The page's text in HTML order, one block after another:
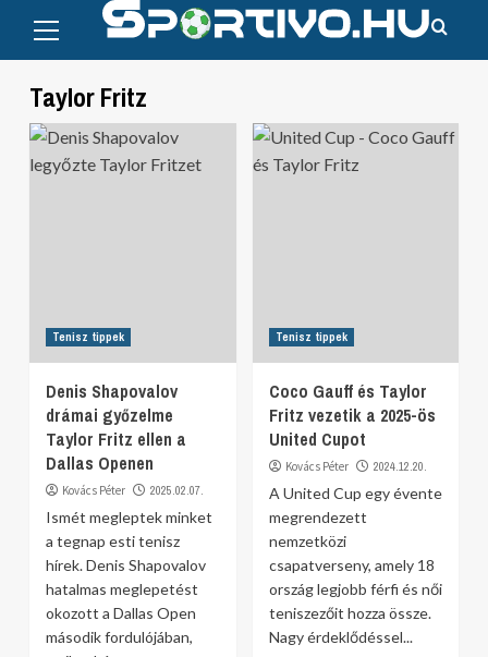
content
Menu
Taylor Fritz
Tenisz tippek
Denis Shapovalov
drámai győzelme
Taylor Fritz ellen a
Dallas Openen
Kovács Péter 2025.02.07.
Ismét megleptek minket
a tegnap esti tenisz
hírek. Denis Shapovalov
hatalmas meglepetést
okozott a Dallas Open
második fordulójában,
Tenisz tippek
Coco Gauff és Taylor
Fritz vezetik a 2025-ös
United Cupot
Kovács Péter 2024.12.20.
A United Cup egy évente
megrendezett
nemzetközi
csapatverseny, amely 18
ország legjobb férfi és női
teniszezőit hozza össze.
Nagy érdeklődéssel...